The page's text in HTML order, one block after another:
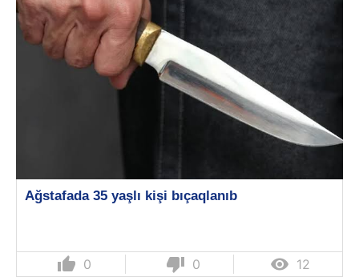
Ağstafada 35 yaşlı kişi bıçaqlanıb
thumb_up 0 thumb_down 0  12